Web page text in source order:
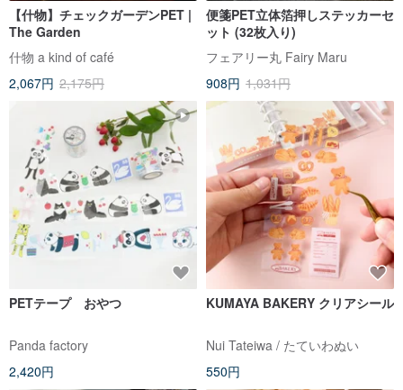
【什物】チェックガーデンPET |
The Garden
什物 a kind of café
2,067円 2,175円
便箋PET立体箔押しステッカーセ
ット (32枚入り)
フェアリー丸 Fairy Maru
908円 1,031円
PETテープ おやつ
Panda factory
2,420円
KUMAYA BAKERY クリアシール
Nui Tateiwa / たていわぬい
550円